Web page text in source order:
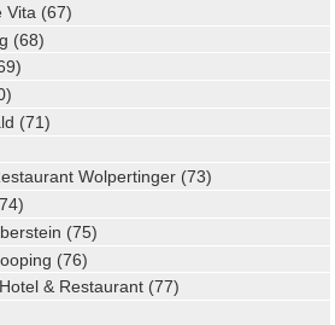
Vita (67)
(68)
(71)
Wolpertinger (73)
(75)
(76)
& Restaurant (77)